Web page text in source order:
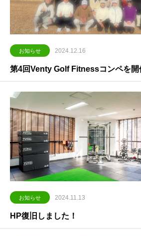
お知らせ 2024.12.16
第4回Venty Golf Fitnessコンペを開
お知らせ 2024.11.13
HP復旧しました！